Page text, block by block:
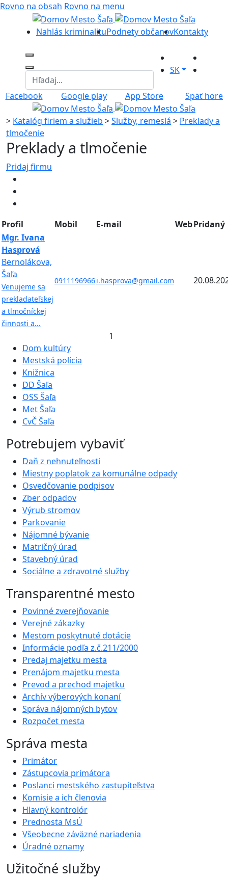
Rovno na obsah Rovno na menu
Nahlás kriminalituPodnety občanovKontakty
SK
Facebook Google play App Store Späť hore
> Katalóg firiem a služieb >Služby, remeslá > Preklady a
tlmočenie
Preklady a tlmočenie
Pridaj firmu
Profil Mobil E-mail WebPridaný
Mgr. Ivana
Hasprová
Bernolákova,
Šaľa
Venujeme sa
prekladateľskej
a tlmočníckej
činnosti a...
0911196966i.hasprova@gmail.com
1
Dom kultúry
Mestská polícia
Knižnica
DD Šaľa
OSS Šaľa
Met Šaľa
CvČ Šaľa
Potrebujem vybaviť
Daň z nehnuteľnosti
Miestny poplatok za komunálne odpady
Osvedčovanie podpisov
Zber odpadov
Výrub stromov
Parkovanie
Nájomné bývanie
Matričný úrad
Stavebný úrad
Sociálne a zdravotné služby
Transparentné mesto
Povinné zverejňovanie
Verejné zákazky
Mestom poskytnuté dotácie
Informácie podľa z.č.211/2000
Predaj majetku mesta
Prenájom majetku mesta
Prevod a prechod majetku
Archív výberových konaní
Správa nájomných bytov
Rozpočet mesta
Správa mesta
Primátor
Zástupcovia primátora
Poslanci mestského zastupiteľstva
Komisie a ich členovia
Hlavný kontrolór
Prednosta MsÚ
Všeobecne záväzné nariadenia
Úradné oznamy
Užitočné služby